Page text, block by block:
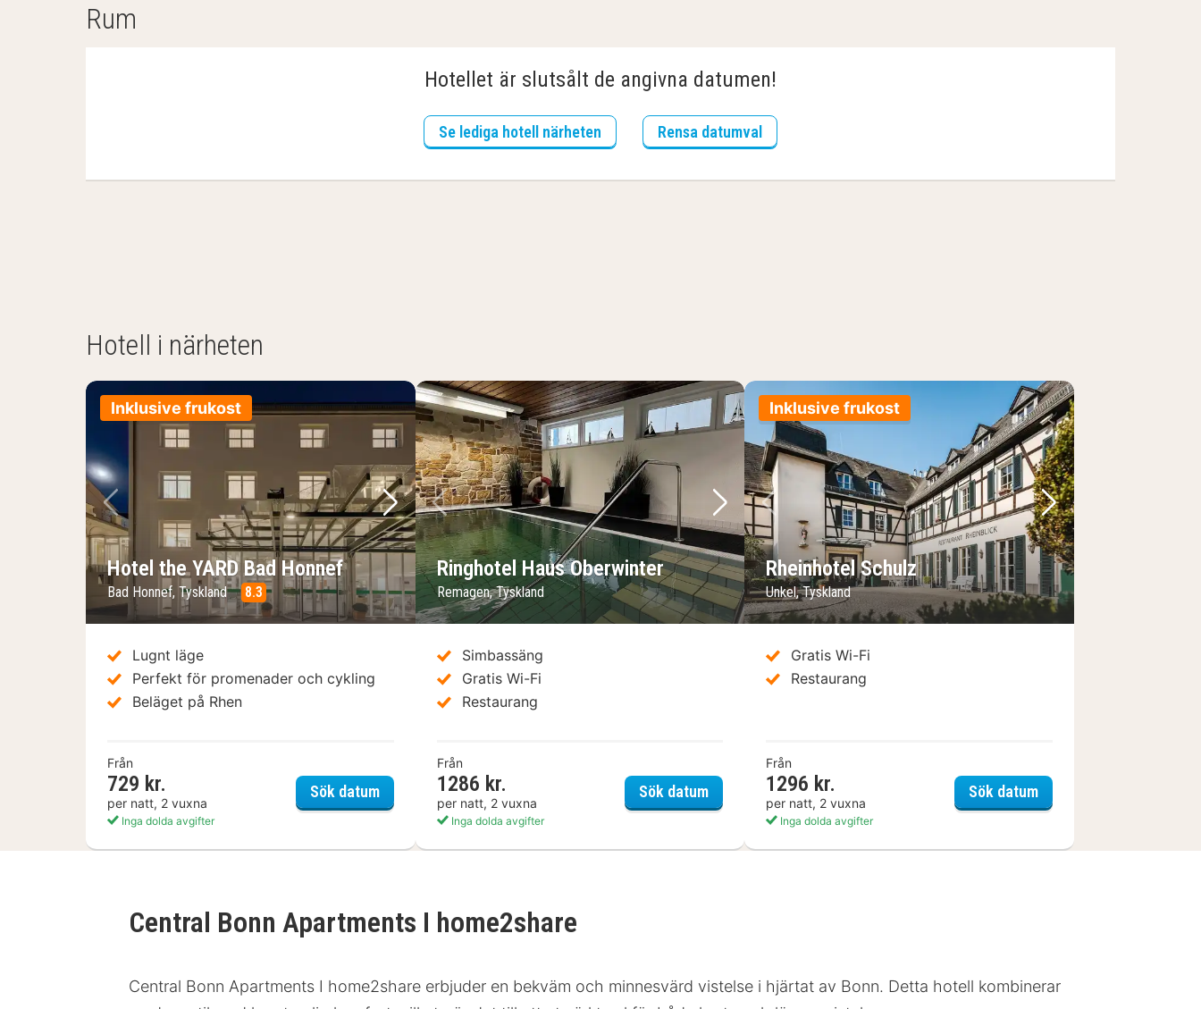
Rum
Hotellet är slutsålt de angivna datumen!
Se lediga hotell närheten Rensa datumval
Hotell i närheten
Inklusive frukost
Föregående bild
Nästa bild
Hotel the YARD Bad Honnef
Bad Honnef, Tyskland 8.3
Lugnt läge
Perfekt för promenader och cykling
Beläget på Rhen
Från
729 kr.
per natt, 2 vuxna
Inga dolda avgifter
Sök datumHotel the YARD Bad Honnef
Föregående bild
Nästa bild
Ringhotel Haus Oberwinter
Remagen, Tyskland
Simbassäng
Gratis Wi-Fi
Restaurang
Från
1286 kr.
per natt, 2 vuxna
Inga dolda avgifter
Sök datumRinghotel Haus Oberwinter
Inklusive frukost
Föregående bild
Nästa bild
Rheinhotel Schulz
Unkel, Tyskland
Gratis Wi-Fi
Restaurang
Från
1296 kr.
per natt, 2 vuxna
Inga dolda avgifter
Sök datumRheinhotel Schulz
Central Bonn Apartments I home2share
Central Bonn Apartments I home2share erbjuder en bekväm och minnesvärd vistelse i hjärtat av Bonn. Detta hotell kombinerar